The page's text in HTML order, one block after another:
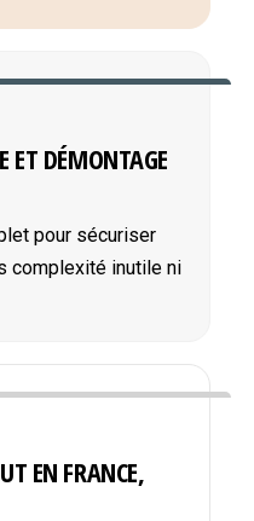
ET DÉMONTAGE
pour sécuriser
complexité inutile ni
EN FRANCE,